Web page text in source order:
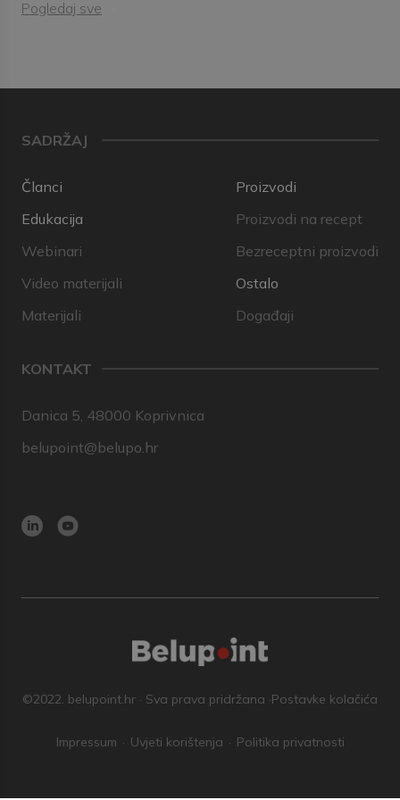
Pogledaj sve
SADRŽAJ
Članci
Edukacija
Webinari
Video materijali
Materijali
Proizvodi
Proizvodi na recept
Bezreceptni proizvodi
Ostalo
Događaji
KONTAKT
Danica 5, 48000 Koprivnica
belupoint@belupo.hr
©2022. belupoint.hr · Sva prava pridržana ·Postavke kolačića
Impressum Uvjeti korištenja Politika privatnosti